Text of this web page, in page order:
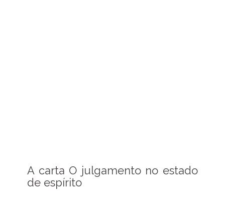
A carta O julgamento no estado
de espírito